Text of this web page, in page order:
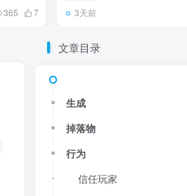
365 7 3天前
文章目录
生成
掉落物
行为
信任玩家